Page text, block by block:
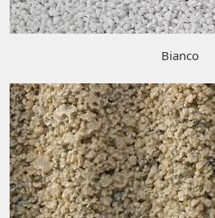
Bianco